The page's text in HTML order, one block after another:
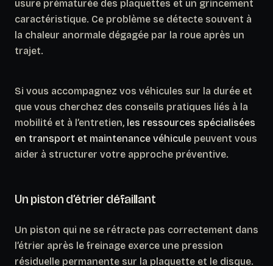
usure prématurée des plaquettes et un grincement
caractéristique. Ce problème se détecte souvent à
la chaleur anormale dégagée par la roue après un
trajet.
Si vous accompagnez vos véhicules sur la durée et
que vous cherchez des conseils pratiques liés à la
mobilité et à l’entretien, les ressources spécialisées
en transport et maintenance véhicule peuvent vous
aider à structurer votre approche préventive.
Un piston d’étrier défaillant
Un piston qui ne se rétracte pas correctement dans
l’étrier après le freinage exerce une pression
résiduelle permanente sur la plaquette et le disque.